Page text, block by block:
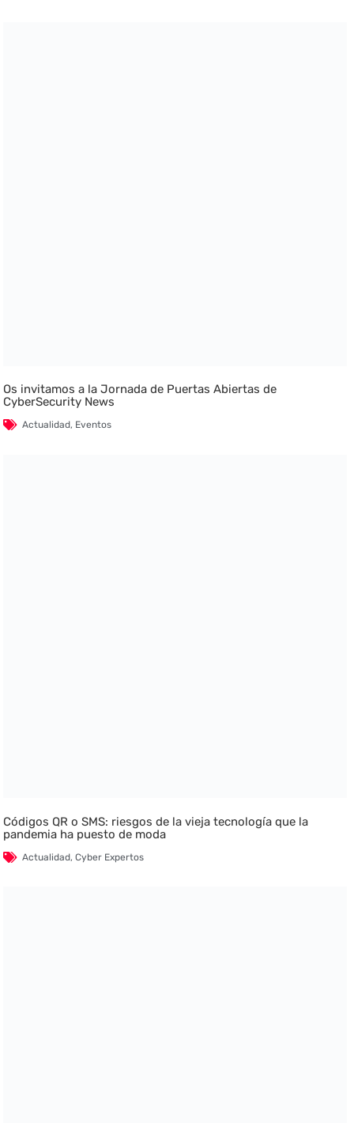
Os invitamos a la Jornada de Puertas Abiertas de
CyberSecurity News
Actualidad, Eventos
Códigos QR o SMS: riesgos de la vieja tecnología que la
pandemia ha puesto de moda
Actualidad,Cyber Expertos